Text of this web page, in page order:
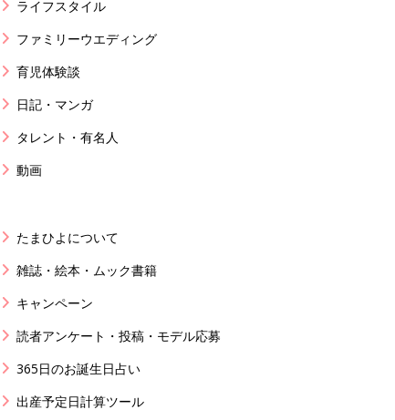
ライフスタイル
ファミリーウエディング
育児体験談
日記・マンガ
タレント・有名人
動画
たまひよについて
雑誌・絵本・ムック書籍
キャンペーン
読者アンケート・投稿・モデル応募
365日のお誕生日占い
出産予定日計算ツール